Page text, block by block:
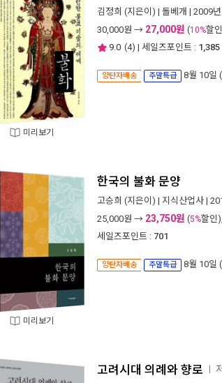
미리보기
김정희 (지은이) | 돌베개 | 2009
30,000원 → 27,000원 (10%할
9.0 (4) | 세일즈포인트 : 1,385
양탄자배송 주말특급 8월 10일
미리보기
한국의 불화 문양
고승희 (지은이) | 지식산업사 |
25,000원 → 23,750원 (5%할인
세일즈포인트 : 701
양탄자배송 주말특급 8월 10일
고려시대 의례와 향로